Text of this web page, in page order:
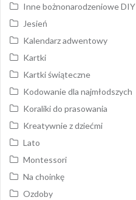
Inne bożnonarodzeniowe DIY
Jesień
Kalendarz adwentowy
Kartki
Kartki świąteczne
Kodowanie dla najmłodszych
Koraliki do prasowania
Kreatywnie z dziećmi
Lato
Montessori
Na choinkę
Ozdoby